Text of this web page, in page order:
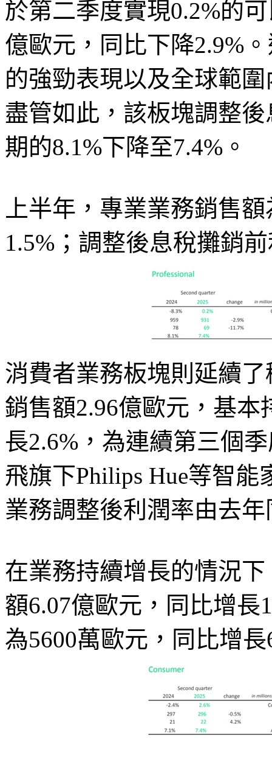
於第二季度實現0.2%的
億歐元，同比下降2.9%
的強勁表現以及全球範
盡管如此，該板塊調整
期的8.1%下降至7.4%。
上半年，專業業務銷售
1.5%；調整後息稅攤銷
消費者業務板塊則延續
銷售額2.96億歐元，基
長2.6%，為連續第三個
飛旗下Philips Hue等智
業務調整後利潤率由去
在業務持續增長的情況
額6.07億歐元，同比增長
為5600萬歐元，同比增長